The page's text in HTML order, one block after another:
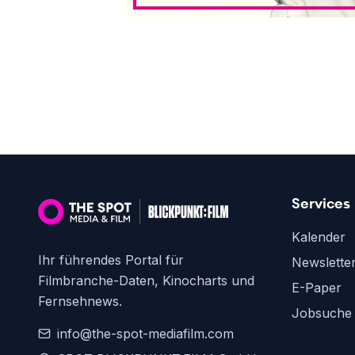
Ihr führendes Portal für
Filmbranche-Daten, Kinocharts und
Fernsehnews.
info@the-spot-mediafilm.com
Services
Kalender
E-Paper
Jobsuche